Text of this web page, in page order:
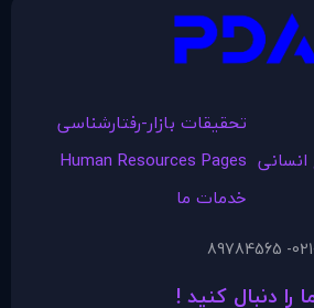
تحقیقات بازار-رفتارشناسی
انسانی Human Resources Pages
خدمات ما
021- 89784565
را دنبال کنید !